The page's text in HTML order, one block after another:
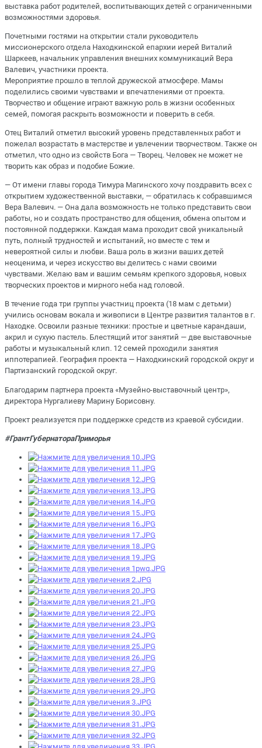
выставка работ родителей, воспитывающих детей с ограниченными
возможностями здоровья.
Почетными гостями на открытии стали руководитель
миссионерского отдела Находкинской епархии иерей Виталий
Шаркеев, начальник управления внешних коммуникаций Вера
Валевич, участники проекта.
Мероприятие прошло в теплой дружеской атмосфере. Мамы
поделились своими чувствами и впечатлениями от проекта.
Творчество и общение играют важную роль в жизни особенных
семей, помогая раскрыть возможности и поверить в себя.
Отец Виталий отметил высокий уровень представленных работ и
пожелал возрастать в мастерстве и увлечении творчеством. Также он
отметил, что одно из свойств Бога — Творец. Человек не может не
творить как образ и подобие Божие.
— От имени главы города Тимура Магинского хочу поздравить всех с
открытием художественной выставки, — обратилась к собравшимся
Вера Валевич. — Она дала возможность не только представить свои
работы, но и создать пространство для общения, обмена опытом и
постоянной поддержки. Каждая мама проходит свой уникальный
путь, полный трудностей и испытаний, но вместе с тем и
невероятной силы и любви. Ваша роль в жизни ваших детей
неоценима, и через искусство вы делитесь с нами своими
чувствами. Желаю вам и вашим семьям крепкого здоровья, новых
творческих проектов и мирного неба над головой.
В течение года три группы участниц проекта (18 мам с детьми)
учились основам вокала и живописи в Центре развития талантов в г.
Находке. Освоили разные техники: простые и цветные карандаши,
акрил и сухую пастель. Блестящий итог занятий — две выставочные
работы и музыкальный клип. 12 семей проходили занятия
иппотерапией. География проекта — Находкинский городской округ и
Партизанский городской округ.
Благодарим партнера проекта «Музейно-выставочный центр»,
директора Нургалиеву Марину Борисовну.
Проект реализуется при поддержке средств из краевой субсидии.
#ГрантГубернатораПриморья